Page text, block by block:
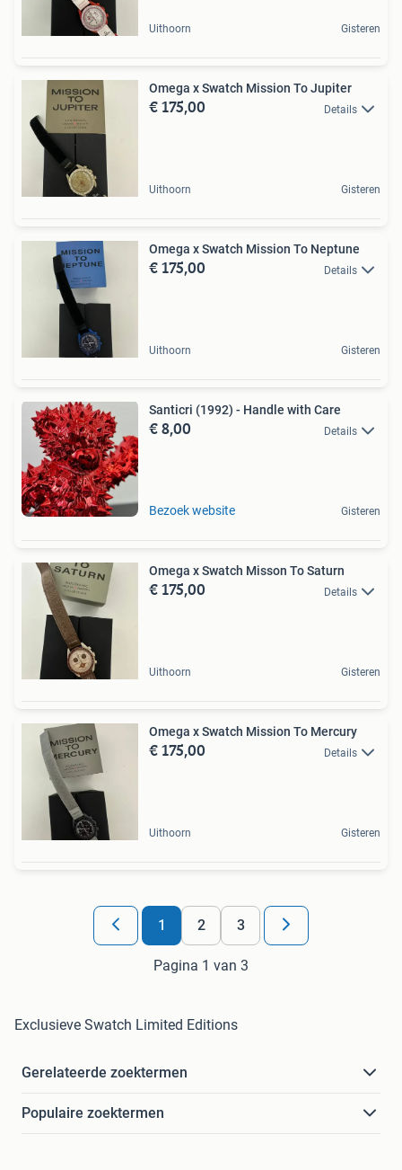
Uithoorn Gisteren
Omega x Swatch Mission To Jupiter
€ 175,00 Details
Uithoorn Gisteren
Omega x Swatch Mission To Neptune
€ 175,00 Details
Uithoorn Gisteren
Santicri (1992) - Handle with Care
€ 8,00 Details
Bezoek website Gisteren
Omega x Swatch Misson To Saturn
€ 175,00 Details
Uithoorn Gisteren
Omega x Swatch Mission To Mercury
€ 175,00 Details
Uithoorn Gisteren
1 2 3
Pagina 1 van 3
Exclusieve Swatch Limited Editions
Gerelateerde zoektermen
Populaire zoektermen